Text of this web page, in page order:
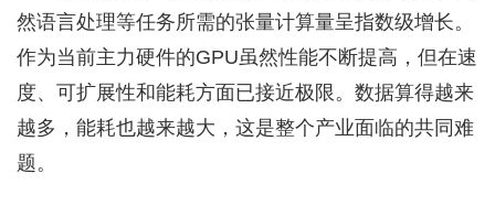
然语言处理等任务所需的张量计算量呈指数级增长。
作为当前主力硬件的GPU虽然性能不断提高，但在速
度、可扩展性和能耗方面已接近极限。数据算得越来
越多，能耗也越来越大，这是整个产业面临的共同难
题。